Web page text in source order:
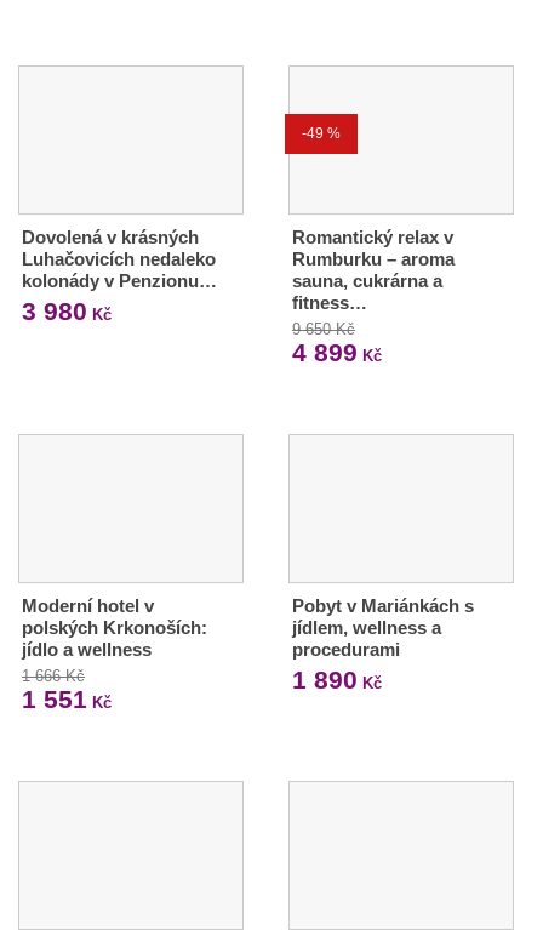
Dovolená v krásných
Luhačovicích nedaleko
kolonády v Penzionu…
3 980 Kč
-49 %
Romantický relax v
Rumburku – aroma
sauna, cukrárna a
fitness…
9 650 Kč
4 899 Kč
Moderní hotel v
polských Krkonoších:
jídlo a wellness
1 666 Kč
1 551 Kč
Pobyt v Mariánkách s
jídlem, wellness a
procedurami
1 890 Kč